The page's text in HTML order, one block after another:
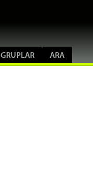
GRUPLAR ARA